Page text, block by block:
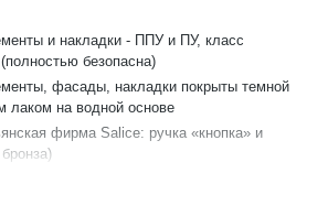
и накладки - ППУ и ПУ, класс
безопасна)
фасады, накладки покрыты темной
лаком на водной основе
фирма Salice: ручка «кнопка» и